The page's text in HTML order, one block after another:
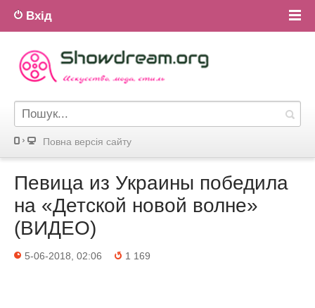
Вхід
Повна версiя сайту
Певица из Украины победила
на «Детской новой волне»
(ВИДЕО)
5-06-2018, 02:06 1 169